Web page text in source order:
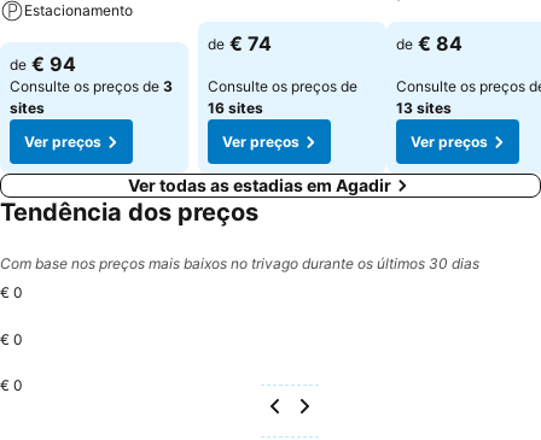
Estacionamento
Ver preços
de € 94
Consulte os preços de 3
sites
Ver preços
Ver preços
de € 74
Consulte os preços de
16 sites
Ver preços
Ver preços
de € 84
Consulte os preços
13 sites
Ver preços
Ver todas as estadias em Agadir
Tendência dos preços
Com base nos preços mais baixos no trivago durante os últimos 30 dias
€ 0
€ 0
€ 0